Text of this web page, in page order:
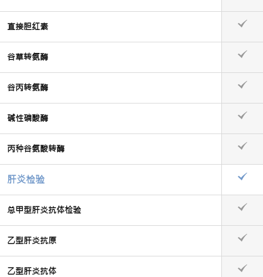
直接胆红素
谷草转氨酶
谷丙转氨酶
碱性磷酸酶
丙种谷氨酸转酶
肝炎检验
总甲型肝炎抗体检验
乙型肝炎抗原
乙型肝炎抗体